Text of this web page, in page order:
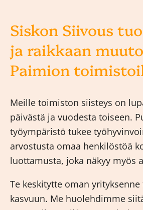
Siskon Siivous
ja raikkaan
Paimion
Meille toimiston siisteys on
päivästä ja vuodesta toiseen.
työympäristö tukee
arvostusta omaa henkilöstöä
luottamusta, joka näkyy myös
Te keskitytte oman
kasvuun. Me huolehdimme